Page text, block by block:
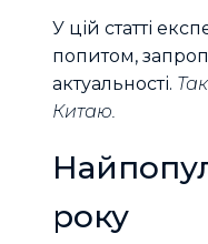
У цій статті
попитом,
актуальності.
Китаю.
року